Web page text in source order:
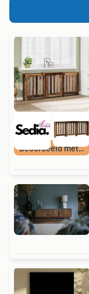
Beoordeeld met 9+